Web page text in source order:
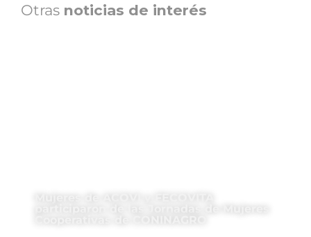
Otras noticias de interés